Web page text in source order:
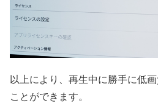
以上により、再生中に勝手に低
ことができます。